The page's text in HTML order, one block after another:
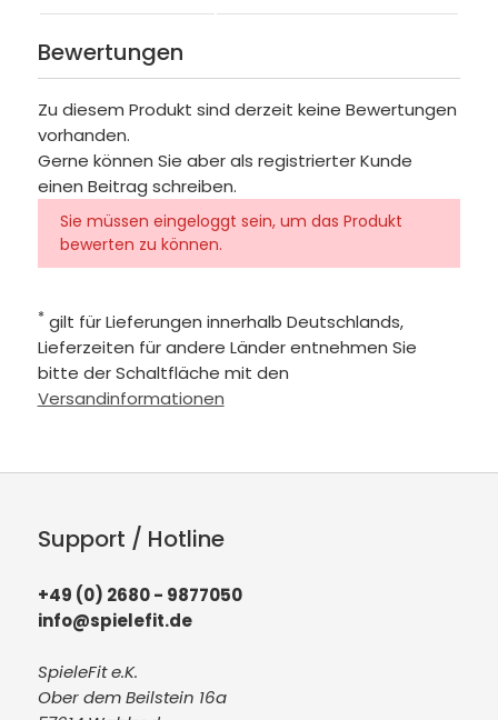
Bewertungen
Zu diesem Produkt sind derzeit keine Bewertungen
vorhanden.
Gerne können Sie aber als registrierter Kunde
einen Beitrag schreiben.
Sie müssen eingeloggt sein, um das Produkt
bewerten zu können.
* gilt für Lieferungen innerhalb Deutschlands,
Lieferzeiten für andere Länder entnehmen Sie
bitte der Schaltfläche mit den
Versandinformationen
Support / Hotline
+49 (0) 2680 - 9877050
info@spielefit.de
SpieleFit e.K.
Ober dem Beilstein 16a